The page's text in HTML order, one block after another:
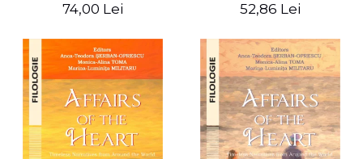
practic/Conversation
Bilingual Romanian-English
guide with practical
vocabulary
74,00 Lei 52,86 Lei